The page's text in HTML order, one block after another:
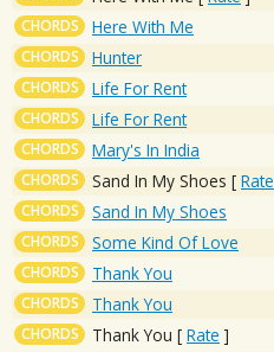
CHORDS Here With Me
CHORDS Hunter
CHORDS Life For Rent
CHORDS Life For Rent
CHORDS Mary's In India
CHORDS Sand In My Shoes [ Rate
CHORDS Sand In My Shoes
CHORDS Some Kind Of Love
CHORDS Thank You
CHORDS Thank You
CHORDS Thank You [ Rate ]